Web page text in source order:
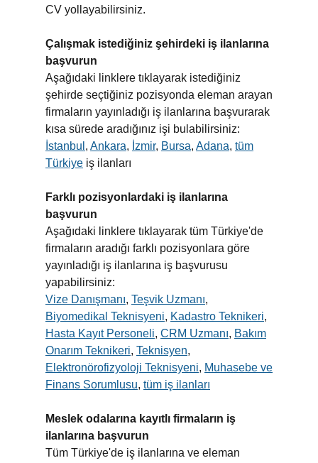
CV yollayabilirsiniz.
Çalışmak istediğiniz şehirdeki iş ilanlarına
başvurun
Aşağıdaki linklere tıklayarak istediğiniz
şehirde seçtiğiniz pozisyonda eleman arayan
firmaların yayınladığı iş ilanlarına başvurarak
kısa sürede aradığınız işi bulabilirsiniz:
İstanbul , Ankara, İzmir, Bursa, Adana, tüm
Türkiye iş ilanları
Farklı pozisyonlardaki iş ilanlarına
başvurun
Aşağıdaki linklere tıklayarak tüm Türkiye'de
firmaların aradığı farklı pozisyonlara göre
yayınladığı iş ilanlarına iş başvurusu
yapabilirsiniz:
Vize Danışmanı, Teşvik Uzmanı,
Biyomedikal Teknisyeni, Kadastro Teknikeri,
Hasta Kayıt Personeli, CRM Uzmanı, Bakım
Onarım Teknikeri, Teknisyen,
Elektronörofizyoloji Teknisyeni, Muhasebe ve
Finans Sorumlusu, tüm iş ilanları
Meslek odalarına kayıtlı firmaların iş
ilanlarına başvurun
Tüm Türkiye'de iş ilanlarına ve eleman